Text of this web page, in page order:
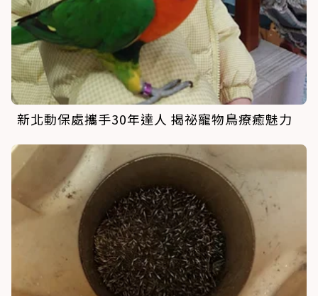
新北動保處攜手30年達人 揭祕寵物鳥療癒魅力